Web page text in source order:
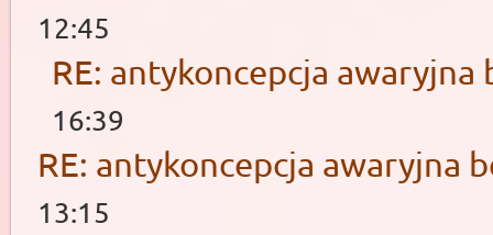
12:45
RE: antykoncepcja awaryjna
16:39
RE: antykoncepcja awaryjna
13:15